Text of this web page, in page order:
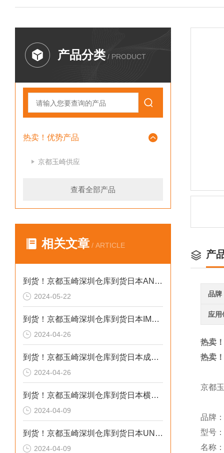
产品分类 / PRODUCT
热卖！优势产品
京都玉崎供应
查看全部产品
相关文章 / ARTICLE
到货！京都玉崎深圳仓库到货日本AND 电子秤HV-60KCEP
2024-05-22
到货！京都玉崎深圳仓库到货日本IMADA 推拉力计 DST-20N
2024-04-26
到货！京都玉崎深圳仓库到货日本成茂锻针仪MF2
2024-04-26
到货！京都玉崎深圳仓库到货日本横河 电导率仪传感器 SC8SG-R31-T-305-P1-A
2024-04-09
到货！京都玉崎深圳仓库到货日本UNITTA音波式皮带张力计U-550替换U-508
2024-04-09
产
品牌
应用
热卖
热卖
京都
品牌
型号
名称